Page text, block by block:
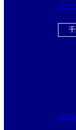
ポー
に黒